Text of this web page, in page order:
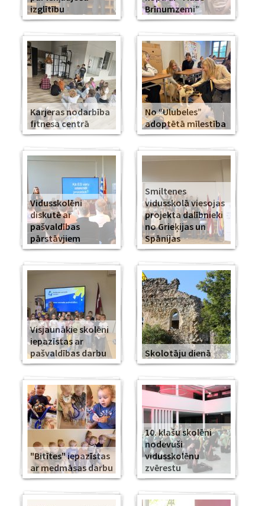
izglītību
Brīnumzemi”
Karjeras nodarbība
fitnesa centrā
No “Ulubeles”
adoptētā mīlestība
Vidusskolēni
diskutē ar
pašvaldības
pārstāvjiem
Smiltenes
vidusskolā viesojas
projekta dalībnieki
no Grieķijas un
Spānijas
Visjaunākie skolēni
iepazīstas ar
pašvaldības darbu
Skolotāju dienā
"Bitītes" iepazīstas
ar medmāsas darbu
10. klašu skolēni
nodevuši
vidusskolēnu
zvērestu